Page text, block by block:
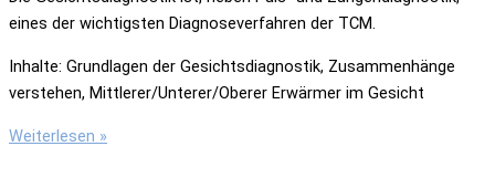
eines der wichtigsten Diagnoseverfahren der TCM.
Inhalte: Grundlagen der Gesichtsdiagnostik, Zusammenhänge
verstehen, Mittlerer/Unterer/Oberer Erwärmer im Gesicht
Gesichtsdiagnostik
Weiterlesen »